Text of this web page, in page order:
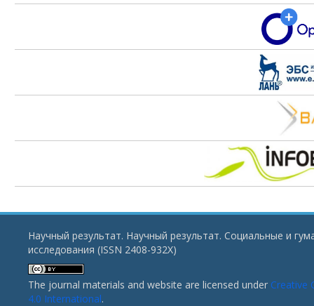
Научный результат. Научный результат. Социальные и
исследования (ISSN 2408-932X)
The journal materials and website are licensed under Creative
4.0 International.